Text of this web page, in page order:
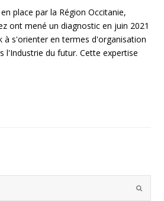
place par la Région Occitanie,
ont mené un diagnostic en juin 2021
à s'orienter en termes d'organisation
l'Industrie du futur. Cette expertise